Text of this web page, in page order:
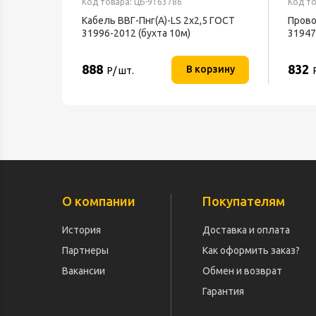
Кабель ВВГ-Пнг(А)-LS 2х2,5 ГОСТ
31996-2012 (бухта 10м)
888 Р/ шт. В корзину 832
О компании
История
Партнеры
Вакансии
Покупателям
Доставка и оплата
Как оформить заказ?
Обмен и возврат
Гарантия